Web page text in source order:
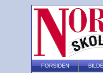
FORSIDEN